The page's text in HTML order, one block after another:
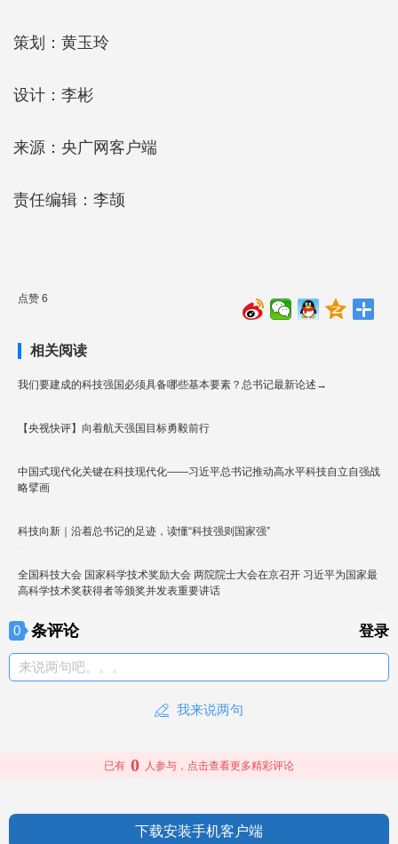
策划：黄玉玲
设计：李彬
来源：央广网客户端
责任编辑：李颉
点赞 6
相关阅读
我们要建成的科技强国必须具备哪些基本要素？总书记最新论述→
【央视快评】向着航天强国目标勇毅前行
中国式现代化关键在科技现代化——习近平总书记推动高水平科技自立自强战
略擘画
科技向新｜沿着总书记的足迹，读懂“科技强则国家强”
全国科技大会 国家科学技术奖励大会 两院院士大会在京召开 习近平为国家最
高科学技术奖获得者等颁奖并发表重要讲话
0 条评论 登录
来说两句吧。。。
我来说两句
已有 0 人参与，点击查看更多精彩评论
下载安装手机客户端